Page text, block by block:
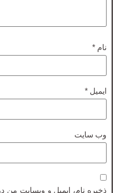
نام *
ایمیل *
وب‌ سایت
ذخیره نام، ایمیل و وبسایت من